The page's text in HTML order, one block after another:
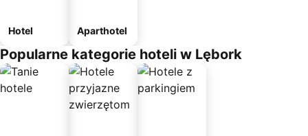
Hotel Aparthotel
Popularne kategorie hoteli w Lębork